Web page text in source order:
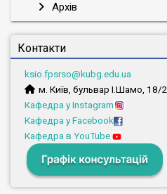
Архів
Контакти
ksio.fpsrso@kubg.edu.ua
м. Київ, бульвар І.Шамо, 18/2,
Кафедра у Instagram
Кафедра у Facebook
Кафедра в YouTube